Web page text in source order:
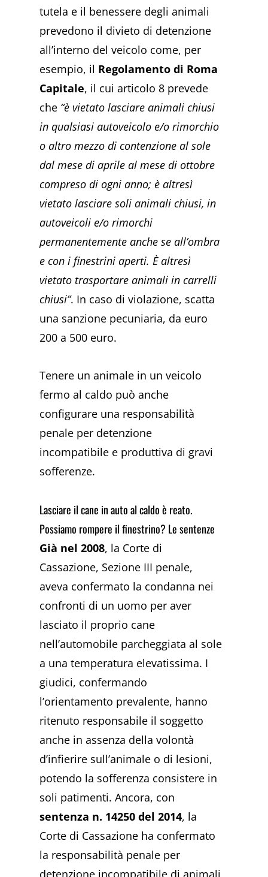
tutela e il benessere degli animali
prevedono il divieto di detenzione
all’interno del veicolo come, per
esempio, il Regolamento di Roma
Capitale, il cui articolo 8 prevede
che “è vietato lasciare animali chiusi
in qualsiasi autoveicolo e/o rimorchio
o altro mezzo di contenzione al sole
dal mese di aprile al mese di ottobre
compreso di ogni anno; è altresì
vietato lasciare soli animali chiusi, in
autoveicoli e/o rimorchi
permanentemente anche se all’ombra
e con i finestrini aperti. È altresì
vietato trasportare animali in carrelli
chiusi”. In caso di violazione, scatta
una sanzione pecuniaria, da euro
200 a 500 euro.
Tenere un animale in un veicolo
fermo al caldo può anche
configurare una responsabilità
penale per detenzione
incompatibile e produttiva di gravi
sofferenze.
Lasciare il cane in auto al caldo è reato.
Possiamo rompere il finestrino? Le sentenze
Già nel 2008, la Corte di
Cassazione, Sezione III penale,
aveva confermato la condanna nei
confronti di un uomo per aver
lasciato il proprio cane
nell’automobile parcheggiata al sole
a una temperatura elevatissima. I
giudici, confermando
l’orientamento prevalente, hanno
ritenuto responsabile il soggetto
anche in assenza della volontà
d’infierire sull’animale o di lesioni,
potendo la sofferenza consistere in
soli patimenti. Ancora, con
sentenza n. 14250 del 2014, la
Corte di Cassazione ha confermato
la responsabilità penale per
detenzione incompatibile di animali